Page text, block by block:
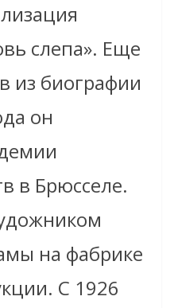
слепа». Еще
из биографии
он
в Брюсселе.
на фабрике
С 1926